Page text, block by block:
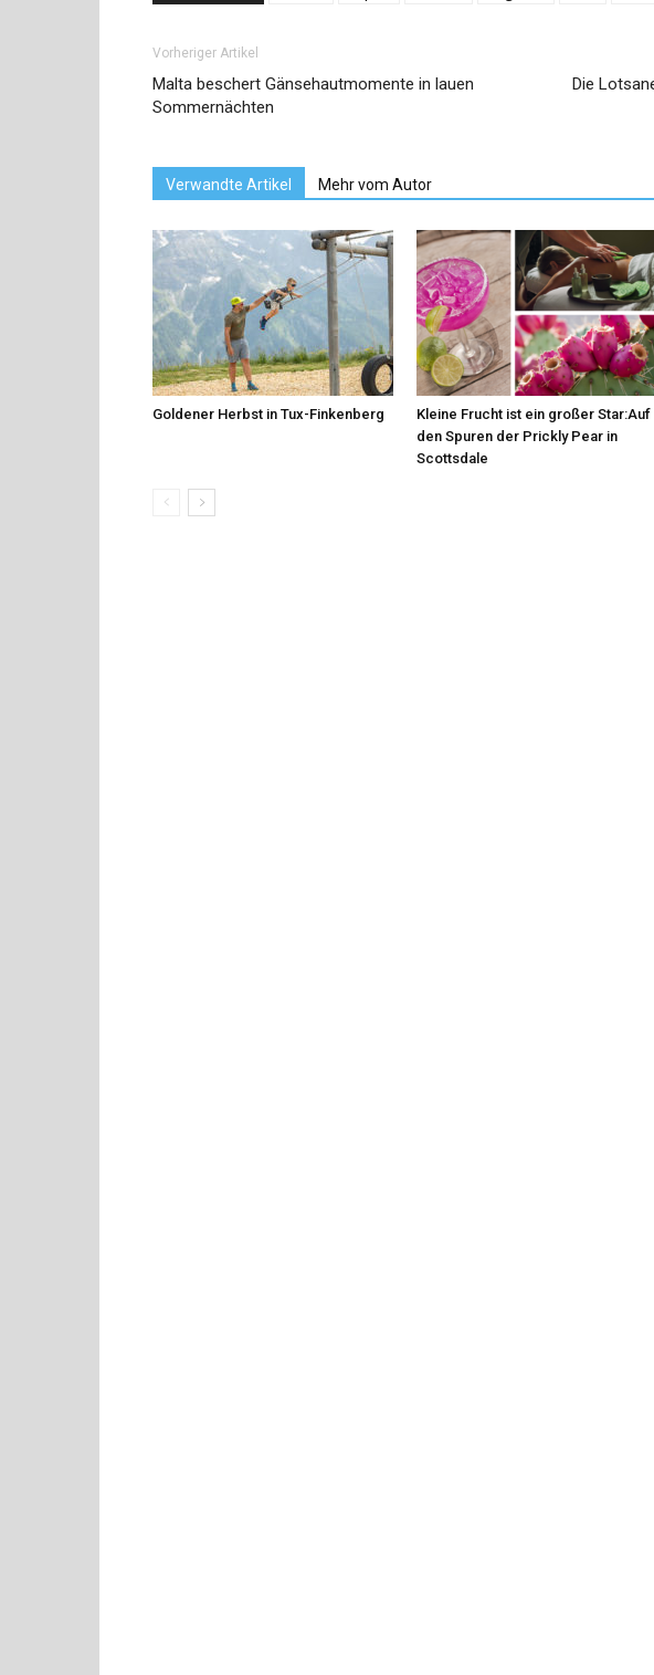
Vorheriger Artikel
Malta beschert Gänsehautmomente in lauen
Sommernächten
Die
Verwandte Artikel Mehr vom Autor
Goldener Herbst in Tux-Finkenberg
Kleine Frucht ist ein großer Star:Auf
den Spuren der Prickly Pear in
Scottsdale